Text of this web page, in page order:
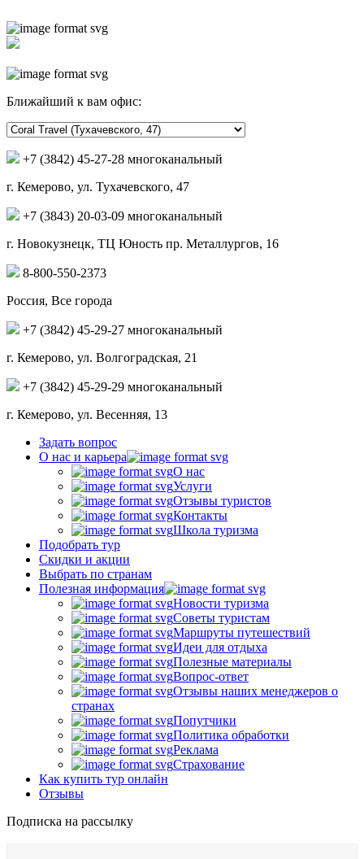
Ближайший к вам офис:
+7 (3842) 45-27-28 многоканальный
г. Кемерово, ул. Тухачевского, 47
+7 (3843) 20-03-09 многоканальный
г. Новокузнецк, ТЦ Юность пр. Металлургов, 16
8-800-550-2373
Россия, Все города
+7 (3842) 45-29-27 многоканальный
г. Кемерово, ул. Волгоградская, 21
+7 (3842) 45-29-29 многоканальный
г. Кемерово, ул. Весенняя, 13
Задать вопрос
О нас и карьера
О нас
Услуги
Отзывы туристов
Контакты
Школа туризма
Подобрать тур
Скидки и акции
Выбрать по странам
Полезная информация
Новости туризма
Советы туристам
Маршруты путешествий
Идеи для отдыха
Полезные материалы
Вопрос-ответ
Отзывы наших менеджеров о
странах
Попутчики
Политика обработки
Реклама
Страхование
Как купить тур онлайн
Отзывы
Подписка на рассылку